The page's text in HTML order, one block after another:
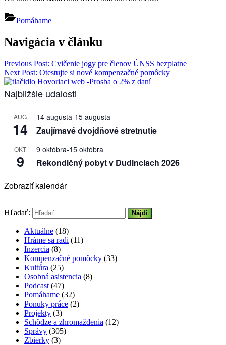
Pomáhame
Navigácia v článku
Previous Post: Cvičenie jogy pre členov ÚNSS bezplatne
Next Post: Otestujte si nové kompenzačné pomôcky
Najbližšie udalosti
AUG
14
14 augusta-15 augusta
Zaujímavé dvojdňové stretnutie
OKT
9
9 októbra-15 októbra
Rekondičný pobyt v Dudinciach 2026
Zobraziť kalendár
Hľadať:
Aktuálne (18)
Hráme sa radi (11)
Inzercia (8)
Kompenzačné pomôcky (33)
Kultúra (25)
Osobná asistencia (8)
Podcast (47)
Pomáhame (32)
Ponuky práce (2)
Projekty (3)
Schôdze a zhromaždenia (12)
Správy (305)
Zbierky (3)